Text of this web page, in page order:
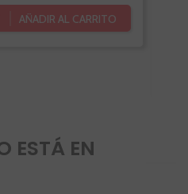
AÑADIR AL CARRITO
ESTÁ EN